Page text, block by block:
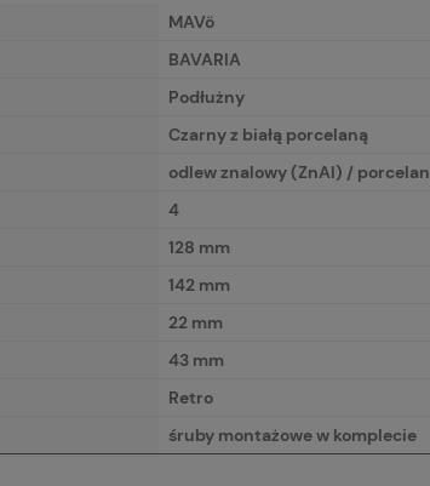
MAVö
BAVARIA
Podłużny
Czarny z białą porcelaną
odlew znalowy (ZnAl) /
4
128 mm
142 mm
22 mm
43 mm
Retro
śruby montażowe w komplecie